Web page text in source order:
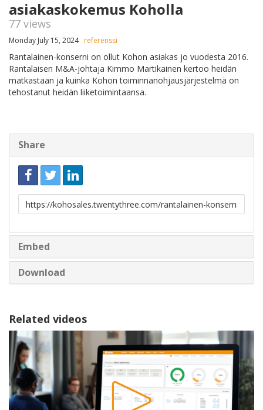
asiakaskokemus Koholla
77 views
Monday July 15, 2024 referenssi
Rantalainen-konserni on ollut Kohon asiakas jo vuodesta 2016.
Rantalaisen M&A-johtaja Kimmo Martikainen kertoo heidän
matkastaan ja kuinka Kohon toiminnanohjausjärjestelmä on
tehostanut heidän liiketoimintaansa.
Share
Link
to
Embed
Download
Related videos